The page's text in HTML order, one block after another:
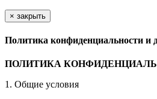
× закрыть
Политика конфиденциальности и
ПОЛИТИКА
1. Общие условия